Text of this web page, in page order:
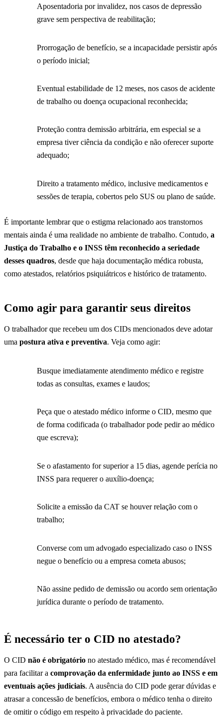
Aposentadoria por invalidez, nos casos de depressão
grave sem perspectiva de reabilitação;
Prorrogação de benefício, se a incapacidade persistir após
o período inicial;
Eventual estabilidade de 12 meses, nos casos de acidente
de trabalho ou doença ocupacional reconhecida;
Proteção contra demissão arbitrária, em especial se a
empresa tiver ciência da condição e não oferecer suporte
adequado;
Direito a tratamento médico, inclusive medicamentos e
sessões de terapia, cobertos pelo SUS ou plano de saúde.
É importante lembrar que o estigma relacionado aos transtornos
mentais ainda é uma realidade no ambiente de trabalho. Contudo, a
Justiça do Trabalho e o INSS têm reconhecido a seriedade
desses quadros, desde que haja documentação médica robusta,
como atestados, relatórios psiquiátricos e histórico de tratamento.
Como agir para garantir seus direitos
O trabalhador que recebeu um dos CIDs mencionados deve adotar
uma postura ativa e preventiva. Veja como agir:
Busque imediatamente atendimento médico e registre
todas as consultas, exames e laudos;
Peça que o atestado médico informe o CID, mesmo que
de forma codificada (o trabalhador pode pedir ao médico
que escreva);
Se o afastamento for superior a 15 dias, agende perícia no
INSS para requerer o auxílio-doença;
Solicite a emissão da CAT se houver relação com o
trabalho;
Converse com um advogado especializado caso o INSS
negue o benefício ou a empresa cometa abusos;
Não assine pedido de demissão ou acordo sem orientação
jurídica durante o período de tratamento.
É necessário ter o CID no atestado?
O CID não é obrigatório no atestado médico, mas é recomendável
para facilitar a comprovação da enfermidade junto ao INSS e em
eventuais ações judiciais. A ausência do CID pode gerar dúvidas e
atrasar a concessão de benefícios, embora o médico tenha o direito
de omitir o código em respeito à privacidade do paciente.